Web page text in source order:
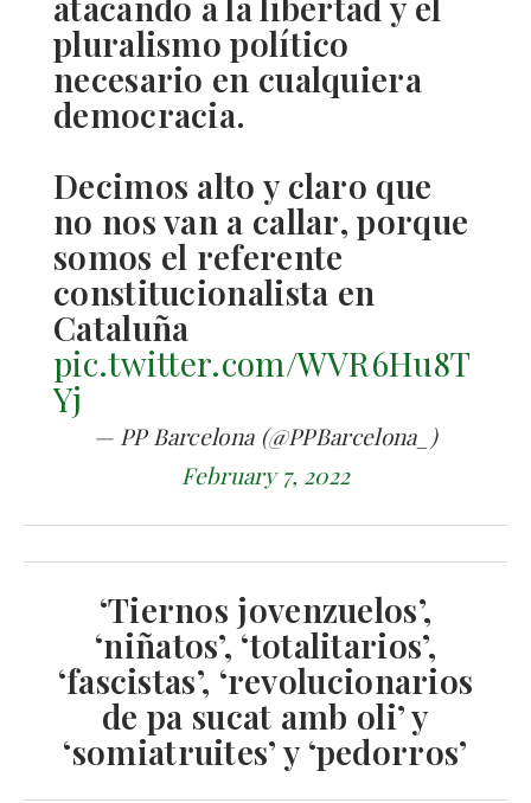
pluralismo político
necesario en cualquiera
democracia.
Decimos alto y claro que
no nos van a callar, porque
somos el referente
constitucionalista en
Cataluña
pic.twitter.com/WVR6Hu8T
Yj
— PP Barcelona (@PPBarcelona_)
February 7, 2022
‘Tiernos jovenzuelos’,
‘niñatos’, ‘totalitarios’,
‘fascistas’, ‘revolucionarios
de pa sucat amb oli’ y
‘somiatruites’ y ‘pedorros’